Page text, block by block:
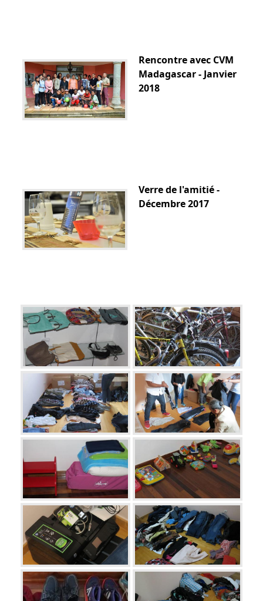
Rencontre avec CVM
Madagascar - Janvier
2018
Verre de l'amitié -
Décembre 2017